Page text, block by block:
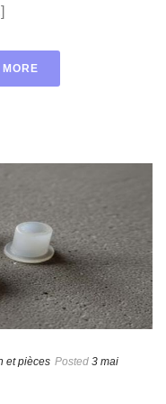
et pièces Posted 3 mai